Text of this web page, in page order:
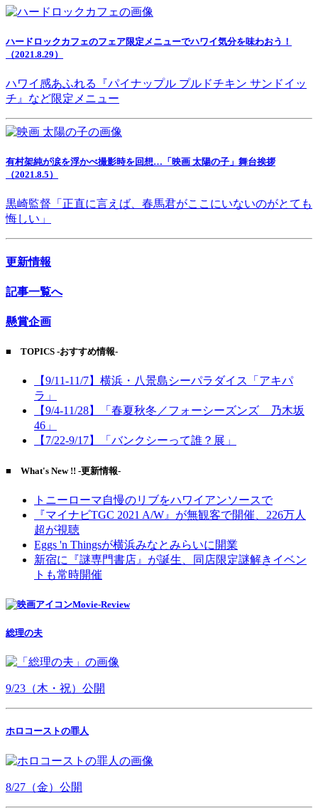
ハードロックカフェのフェア限定メニューでハワイ気分を味わおう！
（2021.8.29）
ハワイ感あふれる『パイナップル プルドチキン サンドイッ
チ』など限定メニュー
有村架純が涙を浮かべ撮影時を回想…「映画 太陽の子」舞台挨拶
（2021.8.5）
黒崎監督「正直に言えば、春馬君がここにいないのがとても
悔しい」
更新情報
記事一覧へ
懸賞企画
■ TOPICS -おすすめ情報-
【9/11-11/7】横浜・八景島シーパラダイス「アキパ
ラ」
【9/4-11/28】「春夏秋冬／フォーシーズンズ 乃木坂
46」
【7/22-9/17】「バンクシーって誰？展」
■ What's New !! -更新情報-
トニーローマ自慢のリブをハワイアンソースで
『マイナビTGC 2021 A/W』が無観客で開催、226万人
超が視聴
Eggs 'n Thingsが横浜みなとみらいに開業
新宿に『謎専門書店』が誕生、同店限定謎解きイベン
トも常時開催
Movie-Review
総理の夫
9/23（木・祝）公開
ホロコーストの罪人
8/27（金）公開